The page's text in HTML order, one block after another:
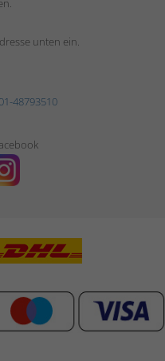
unten ein.
48793510